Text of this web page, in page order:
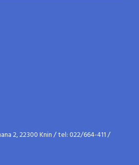
2, 22300 Knin / tel: 022/664-411 /